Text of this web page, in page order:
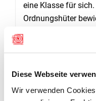
Diese Webseite
Wir verwenden
eine Klasse für
Ordnungshüter
die
der Sieg mit